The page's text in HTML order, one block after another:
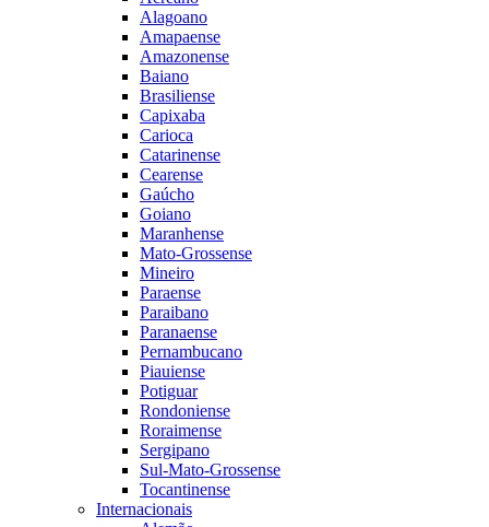
Alagoano
Amapaense
Amazonense
Baiano
Brasiliense
Capixaba
Carioca
Catarinense
Cearense
Gaúcho
Goiano
Maranhense
Mato-Grossense
Mineiro
Paraense
Paraibano
Paranaense
Pernambucano
Piauiense
Potiguar
Rondoniense
Roraimense
Sergipano
Sul-Mato-Grossense
Tocantinense
Internacionais